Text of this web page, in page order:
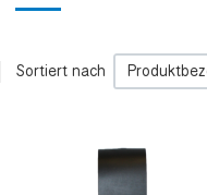
Sortiert nach